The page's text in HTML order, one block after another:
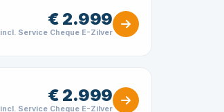
€ 2.999
incl. Service Cheque E-Zilver
€ 2.999
incl. Service Cheque E-Zilver